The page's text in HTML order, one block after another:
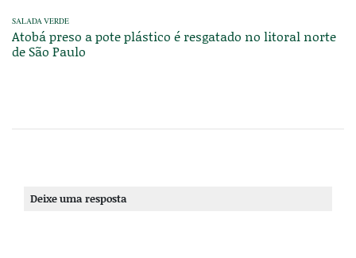
SALADA VERDE
Atobá preso a pote plástico é resgatado no litoral norte
de São Paulo
Deixe uma resposta